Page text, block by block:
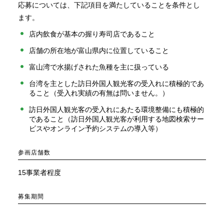
応募については、下記項目を満たしていることを条件とし
ます。
店内飲食が基本の握り寿司店であること
店舗の所在地が富山県内に位置していること
富山湾で水揚げされた魚種を主に扱っている
台湾を主とした訪日外国人観光客の受入れに積極的であ
ること（受入れ実績の有無は問いません。）
訪日外国人観光客の受入れにあたる環境整備にも積極的
であること（訪日外国人観光客が利用する地図検索サー
ビスやオンライン予約システムの導入等）
参画店舗数
15事業者程度
募集期間